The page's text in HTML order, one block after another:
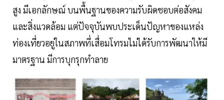
สูง มีเอกลักษณ์ บนพื้นฐานของความรับผิดชอบต่อสังคม
และสิ่งแวดล้อม แต่ปัจจุบันพบประเด็นปัญหาของแหล่ง
ท่องเที่ยวอยู่ในสภาพที่เสื่อมโทรมไม่ได้รับการพัฒนาให้มี
มาตรฐาน มีการบุกรุกทำลาย